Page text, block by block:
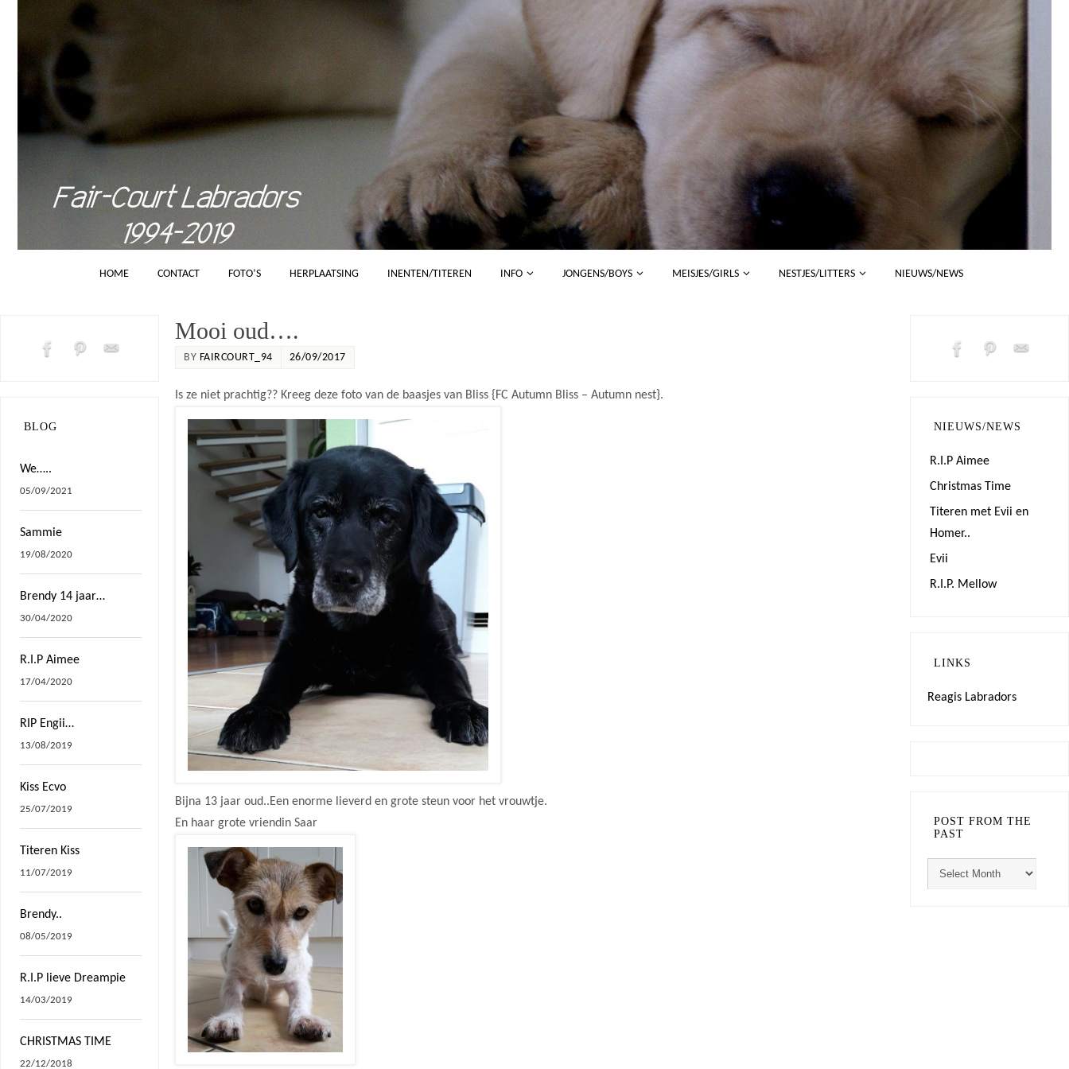
HOME CONTACT FOTO’S HERPLAATSING INENTEN/TITEREN INFO JONGENS/BOYS MEISJES/GIRLS NESTJES/LITTERS NIEUWS/NEWS
Mooi oud….
BY FAIRCOURT_94 26/09/2017
Is ze niet prachtig?? Kreeg deze foto van de baasjes van Bliss {FC Autumn Bliss – Autumn nest}.
Bijna 13 jaar oud..Een enorme lieverd en grote steun voor het vrouwtje.
En haar grote vriendin Saar
BLOG
We…..
05/09/2021
Sammie
19/08/2020
Brendy 14 jaar…
30/04/2020
R.I.P Aimee
17/04/2020
RIP Engii…
13/08/2019
Kiss Ecvo
25/07/2019
Titeren Kiss
11/07/2019
Brendy..
08/05/2019
R.I.P lieve Dreampie
14/03/2019
CHRISTMAS TIME
22/12/2018
NIEUWS/NEWS
R.I.P Aimee
Christmas Time
Titeren met Evii en
Homer..
Evii
R.I.P. Mellow
LINKS
Reagis Labradors
POST FROM THE
PAST